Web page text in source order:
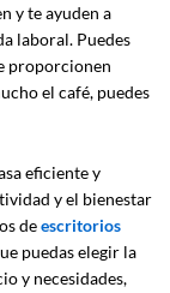
y te ayuden a
laboral. Puedes
proporcionen
el café, puedes
eficiente y
y el bienestar
deescritorios
puedas elegir la
y necesidades,